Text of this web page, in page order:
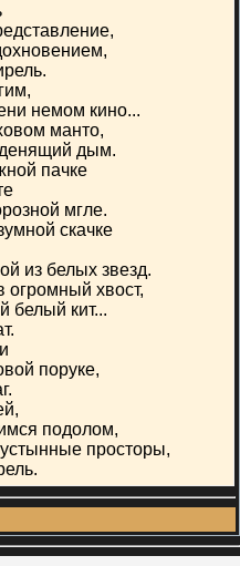
немом кино...
манто,
дым.
пачке
мгле.
скачке
из белых звезд.
хвост,
белый кит...
поруке,
подолом,
просторы,